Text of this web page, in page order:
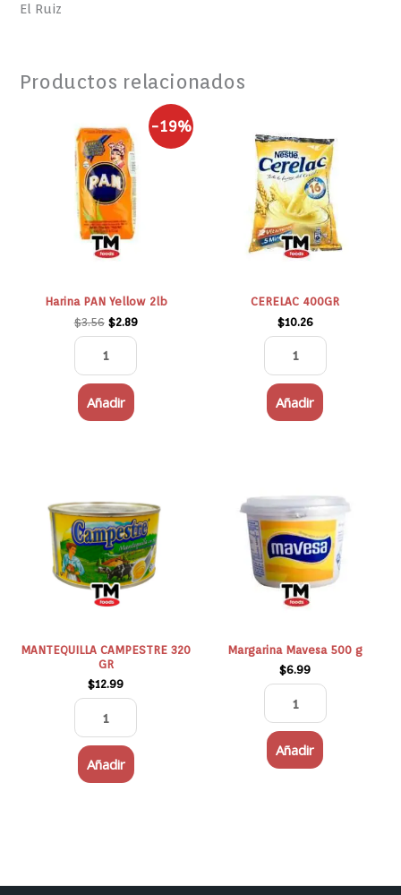
El Ruiz
Productos relacionados
-19%
Harina PAN Yellow 2lb
$3.56
precio
original
era:
$3.56.
$2.89
precio
actual
PAN
Yellow
2lb
cantidad
Añadir
CERELAC 400GR
$10.26
400GR
cantidad
Añadir
MANTEQUILLA CAMPESTRE 320
GR
$12.99
320
GR
cantidad
Añadir
Margarina Mavesa 500 g
$6.99
500
g
cantidad
Añadir